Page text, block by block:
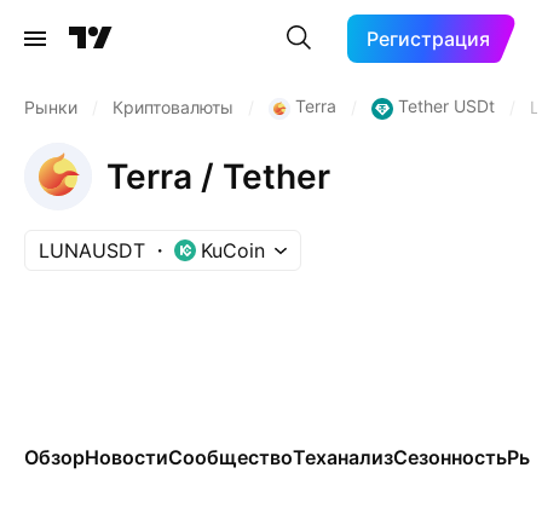
Регистрация
Рынки Криптовалюты Terra Tether USDt
Terra / Tether
LUNAUSDT KuCoin
ОбзорНовостиСообществоТеханализСезонность